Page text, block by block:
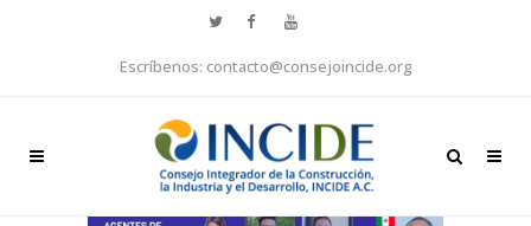
Escríbenos: contacto@consejoincide.org